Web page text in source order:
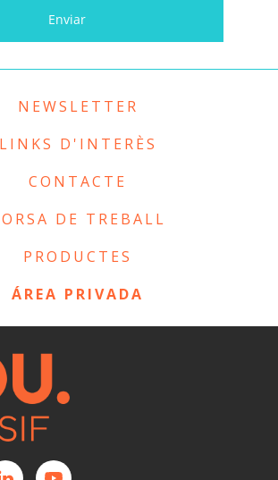
NEWSLETTER
LINKS D'INTERÈS
CONTACTE
DE TREBALL
PRODUCTES
ÁREA PRIVADA